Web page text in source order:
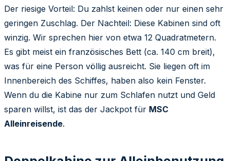
Der riesige Vorteil: Du zahlst keinen oder nur einen sehr
geringen Zuschlag. Der Nachteil: Diese Kabinen sind oft
winzig. Wir sprechen hier von etwa 12 Quadratmetern.
Es gibt meist ein französisches Bett (ca. 140 cm breit),
was für eine Person völlig ausreicht. Sie liegen oft im
Innenbereich des Schiffes, haben also kein Fenster.
Wenn du die Kabine nur zum Schlafen nutzt und Geld
sparen willst, ist das der Jackpot für MSC
Alleinreisende.